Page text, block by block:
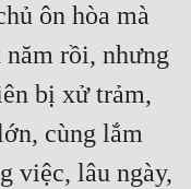
ôn hòa mà
rồi, nhưng
bị xử trảm,
cùng lắm
việc, lâu ngày,